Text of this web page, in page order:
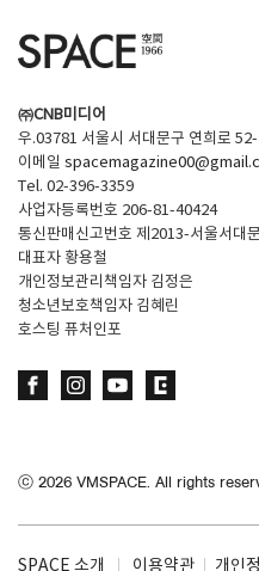
㈜CNB미디어
우.03781 서울시 서대문구 연희로
이메일
Tel. 02-396-3359
사업자등록번호 206-81-40424
통신판매신고번호 제2013-서울서대
대표자 황용철
개인정보관리책임자 김정은
청소년보호책임자 김혜린
호스팅 퓨처인포
ⓒ 2026 VMSPACE. All rights
SPACE 소개 이용약관 개인